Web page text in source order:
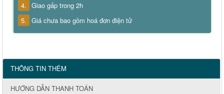
4. Giao gấp trong 2h
5. Giá chưa bao gồm hoá đơn điện tử
THÔNG TIN THÊM
HƯỚNG DẪN THANH TOÁN